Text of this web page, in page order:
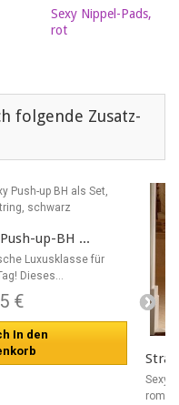
Sexy Nippel-Pads,
rot
folgende Zusatz-
up-BH ...
Luxusklasse für
Dieses...
€
In den
Sexy